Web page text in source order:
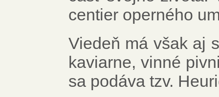
centier operného
Viedeň má však aj
kaviarne, vinné
sa podáva tzv.